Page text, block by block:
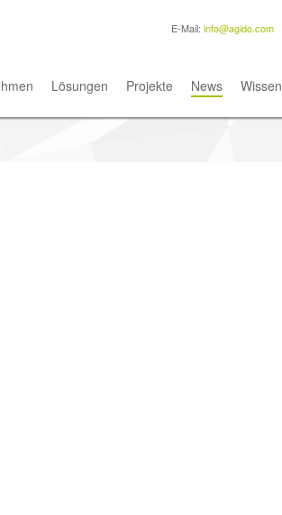
E-Mail: info@agido.com
Lösungen Projekte News Wissen